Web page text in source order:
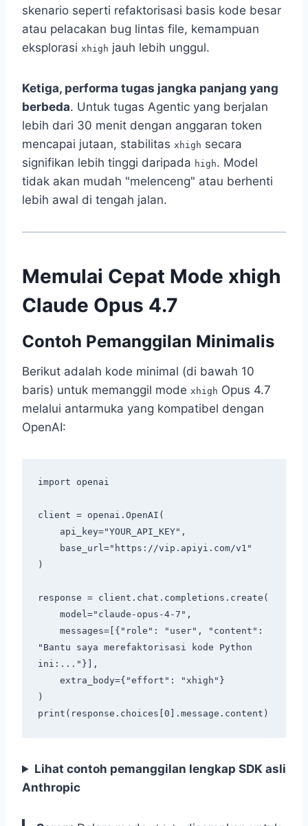
skenario seperti refaktorisasi basis kode besar
atau pelacakan bug lintas file, kemampuan
eksplorasi xhigh jauh lebih unggul.
Ketiga, performa tugas jangka panjang yang
berbeda. Untuk tugas Agentic yang berjalan
lebih dari 30 menit dengan anggaran token
mencapai jutaan, stabilitas xhigh secara
signifikan lebih tinggi daripada high. Model
tidak akan mudah "melenceng" atau berhenti
lebih awal di tengah jalan.
Memulai Cepat Mode xhigh
Claude Opus 4.7
Contoh Pemanggilan Minimalis
Berikut adalah kode minimal (di bawah 10
baris) untuk memanggil mode xhigh Opus 4.7
melalui antarmuka yang kompatibel dengan
OpenAI:
import openai
client = openai.OpenAI(
)
response = client.chat.completions.create(
"Bantu saya merefaktorisasi kode Python
ini:..."}],
)
Lihat contoh pemanggilan lengkap SDK asli
Anthropic